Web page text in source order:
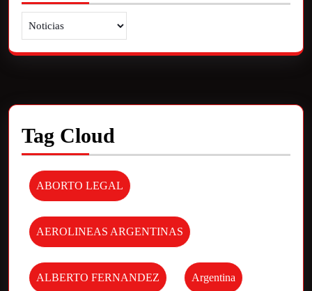
Tag Cloud
ABORTO LEGAL
AEROLINEAS ARGENTINAS
ALBERTO FERNANDEZ Argentina